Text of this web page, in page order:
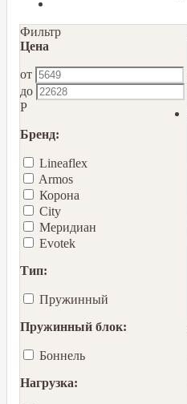
Фильтр
Цена
от
до
Р
Бренд:
Lineaflex
Armos
Корона
City
Меридиан
Еvotek
Тип:
Пружинный
Пружинный блок:
Боннель
Нагрузка: